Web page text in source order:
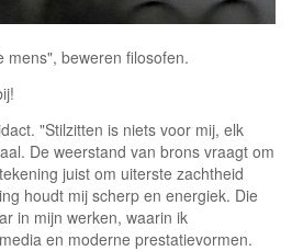
mens", beweren filosofen.
"Stilzitten is niets voor mij, elk
De weerstand van brons vraagt om
juist om uiterste zachtheid
houdt mij scherp en energiek. Die
in mijn werken, waarin ik
en moderne prestatievormen.